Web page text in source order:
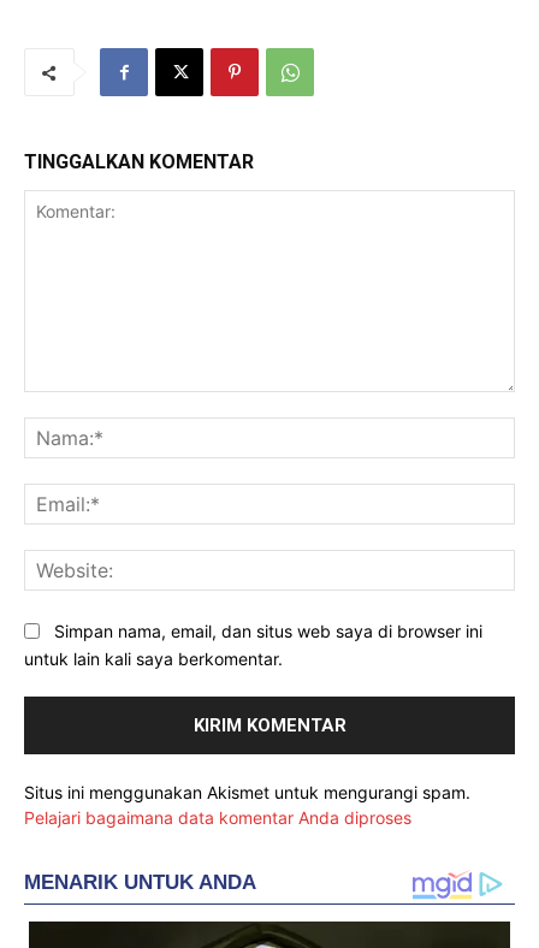
TINGGALKAN KOMENTAR
Simpan nama, email, dan situs web saya di browser ini
untuk lain kali saya berkomentar.
Situs ini menggunakan Akismet untuk mengurangi spam.
Pelajari bagaimana data komentar Anda diproses